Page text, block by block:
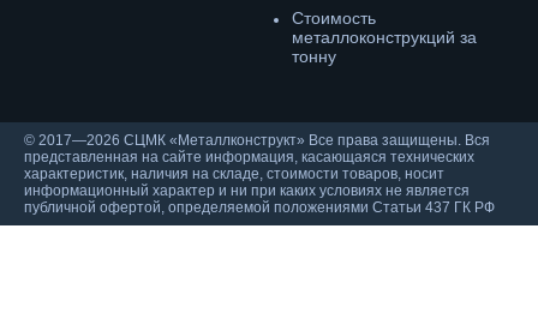
Cтоимость
металлоконструкций за
тонну
© 2017—2026 СЦМК «Металлконструкт» Все права защищены. Вся
представленная на сайте информация, касающаяся технических
характеристик, наличия на складе, стоимости товаров, носит
информационный характер и ни при каких условиях не является
публичной офертой, определяемой положениями Статьи 437 ГК РФ